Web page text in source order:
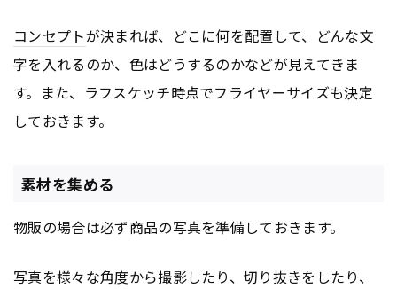
コンセプトが決まれば、どこに何を配置して、どんな文
字を入れるのか、色はどうするのかなどが見えてきま
す。また、ラフスケッチ時点でフライヤーサイズも決定
しておきます。
素材を集める
物販の場合は必ず商品の写真を準備しておきます。
写真を様々な角度から撮影したり、切り抜きをしたり、